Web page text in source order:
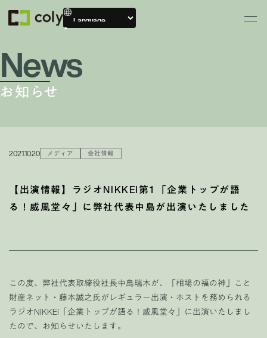
News
お知らせ
2021.10.20 メディア 会社情報
【出演情報】ラジオNIKKEI第1 「企業トップが語
る！威風堂々」に弊社代表中島が出演いたしました
この度、弊社代表取締役社長中島瑞木が、「相場の福の神」こと
財産ネット・藤本誠之氏がレギュラー出演・ホストを務められる
ラジオNIKKEI「企業トップが語る！威風堂々」に出演いたしまし
たので、お知らせいたします。